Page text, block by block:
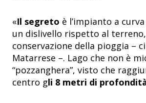
«Il segreto è l’impianto a
un dislivello rispetto al
conservazione della pioggia –
Matarrese –. Lago che non è
“pozzanghera”, visto che
centro gli 8 metri di